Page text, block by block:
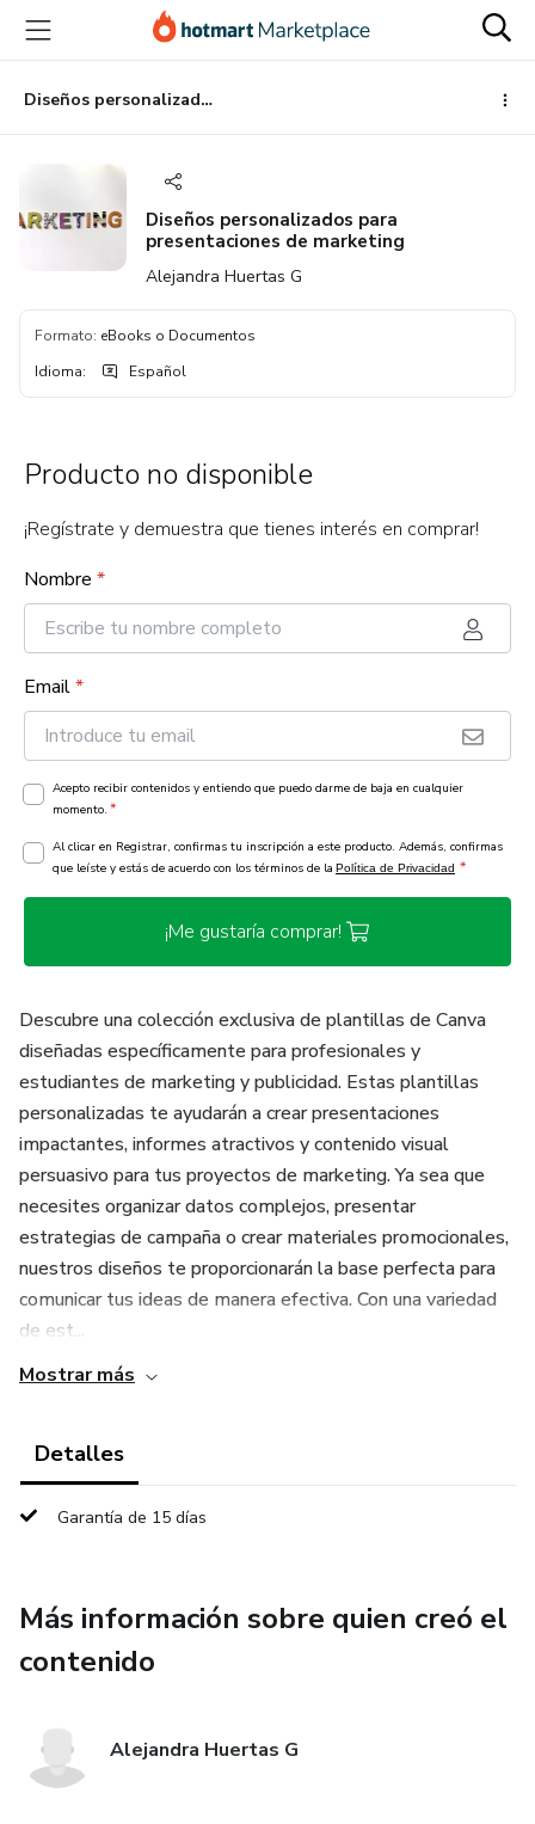
principal
página
de
página
Diseños personalizados para presentaciones de marketing
Diseños personalizados para
presentaciones de marketing
Alejandra Huertas G
Formato: eBooks o Documentos
Idioma: Español
Producto no disponible
¡Regístrate y demuestra que tienes interés en comprar!
Nombre *
Email*
Acepto recibir contenidos y entiendo que puedo darme de baja en cualquier
momento. *
Al clicar en Registrar, confirmas tu inscripción a este producto. Además, confirmas
que leíste y estás de acuerdo con los términos de la Política de Privacidad *
¡Me gustaría comprar!
Descubre una colección exclusiva de plantillas de Canva
diseñadas específicamente para profesionales y
estudiantes de marketing y publicidad. Estas plantillas
personalizadas te ayudarán a crear presentaciones
impactantes, informes atractivos y contenido visual
persuasivo para tus proyectos de marketing. Ya sea que
necesites organizar datos complejos, presentar
estrategias de campaña o crear materiales promocionales,
nuestros diseños te proporcionarán la base perfecta para
comunicar tus ideas de manera efectiva. Con una variedad
de est...
Mostrar más
Detalles
Garantía de 15 días
Más información sobre quien creó el
contenido
Alejandra Huertas G